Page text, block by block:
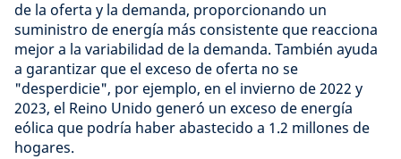
de la oferta y la demanda, proporcionando un
suministro de energía más consistente que reacciona
mejor a la variabilidad de la demanda. También ayuda
a garantizar que el exceso de oferta no se
"desperdicie", por ejemplo, en el invierno de 2022 y
2023, el Reino Unido generó un exceso de energía
eólica que podría haber abastecido a 1.2 millones de
hogares.